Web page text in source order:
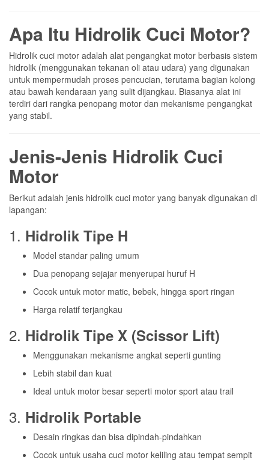
Apa Itu Hidrolik Cuci Motor?
Hidrolik cuci motor adalah alat pengangkat motor berbasis sistem
hidrolik (menggunakan tekanan oli atau udara) yang digunakan
untuk mempermudah proses pencucian, terutama bagian kolong
atau bawah kendaraan yang sulit dijangkau. Biasanya alat ini
terdiri dari rangka penopang motor dan mekanisme pengangkat
yang stabil.
Jenis-Jenis Hidrolik Cuci
Motor
Berikut adalah jenis hidrolik cuci motor yang banyak digunakan di
lapangan:
1. Hidrolik Tipe H
Model standar paling umum
Dua penopang sejajar menyerupai huruf H
Cocok untuk motor matic, bebek, hingga sport ringan
Harga relatif terjangkau
2. Hidrolik Tipe X (Scissor Lift)
Menggunakan mekanisme angkat seperti gunting
Lebih stabil dan kuat
Ideal untuk motor besar seperti motor sport atau trail
3. Hidrolik Portable
Desain ringkas dan bisa dipindah-pindahkan
Cocok untuk usaha cuci motor keliling atau tempat sempit